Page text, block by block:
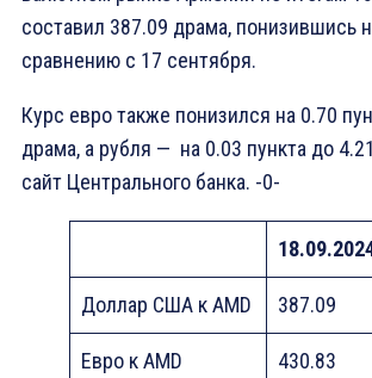
составил 387.09 драма, понизившись
сравнению с 17 сентября.
Курс евро также понизился на 0.70
драма, а рубля — на 0.03 пункта до
сайт Центрального банка. -0-
18.09
Доллар США к AMD 387.09
Eвро к AMD 430.83